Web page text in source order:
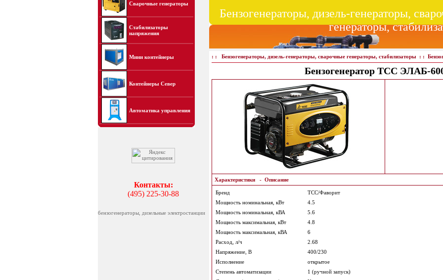
Сварочные генераторы
Стабилизаторы
напряжения
Мини контейнеры
Контейнеры Север
Автоматика управления
Контакты:
(495) 225-30-88
бензогенераторы, дизельные электростанции
Бензогенераторы, дизель-генераторы,
генераторы,
: : Бензогенераторы, дизель-генераторы, сварочные генераторы, стабилизаторы: :
Бензогенератор ТСС ЭЛАБ-
Характеристики- Описание
Бренд
ТСС/Фаворит
Мощность номинальная, кВт
4.5
Мощность номинальная, кВА
5.6
Мощность максимальная, кВт
4.8
Мощность максимальная, кВА
6
Расход, л/ч
2.68
Напряжение, В
400/230
Исполнение
открытое
Степень автоматизации
1 (ручной запуск)